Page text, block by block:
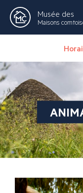
Musée des
Maisons